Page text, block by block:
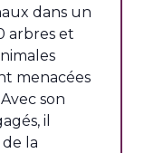
dans un
arbres et
menacées
son
il
la